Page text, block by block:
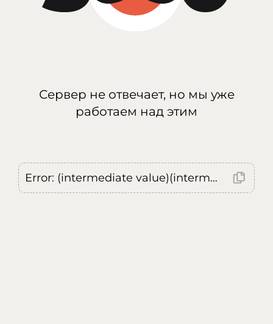
Сервер не отвечает, но мы уже
работаем над этим
Error: (intermediate value)(intermediate value)(intermediate value).replaceAll is not a function